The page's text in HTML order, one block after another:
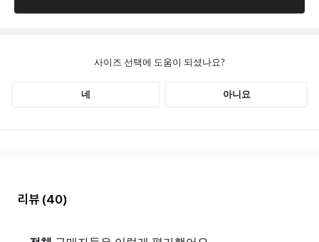
리뷰 (40)